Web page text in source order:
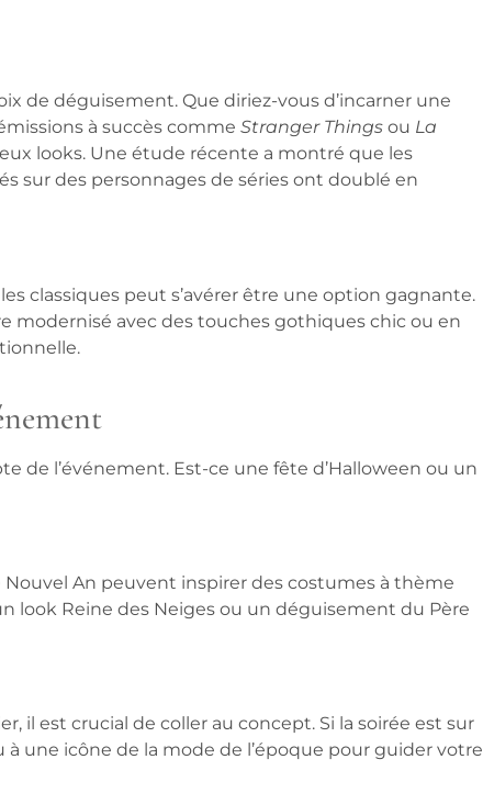
de déguisement. Que diriez-vous d’incarner une
à succès comme Stranger Things ou La
looks. Une étude récente a montré que les
sur des personnages de séries ont doublé en
classiques peut s’avérer être une option gagnante.
modernisé avec des touches gothiques chic ou en
de l’événement. Est-ce une fête d’Halloween ou un
An peuvent inspirer des costumes à thème
look Reine des Neiges ou un déguisement du Père
il est crucial de coller au concept. Si la soirée est sur
une icône de la mode de l’époque pour guider votre